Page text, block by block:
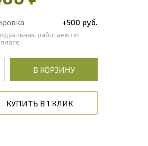
+500 руб.
работаем по
В КОРЗИНУ
КУПИТЬ В 1 КЛИК